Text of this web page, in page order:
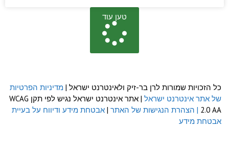
טען עוד
שמורות לרן בר-זיק ולאינטרנט ישראל |מדיניות הפרטיות
אינטרנט ישראל
| אתר אינטרנט ישראל נגיש לפי תקן WCAG
| הצהרת הנגישות של האתר|אבטחת מידע ודיווח על בעיית
מידע